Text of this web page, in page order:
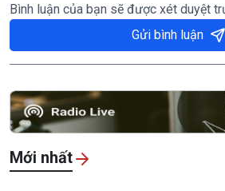
Bình luận của bạn sẽ được xét duyệt
Gửi bình luận
Mới nhất